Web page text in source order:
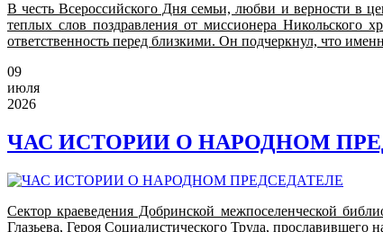
В честь Всероссийского Дня семьи, любви и верности в
теплых слов поздравления от миссионера Никольского
ответственность перед близкими. Он подчеркнул, что
09
июля
2026
ЧАС ИСТОРИИ О НАРОДНОМ
Сектор краеведения Добринской межпоселенческой
Глазьева, Героя Социалистического Труда, прославившего